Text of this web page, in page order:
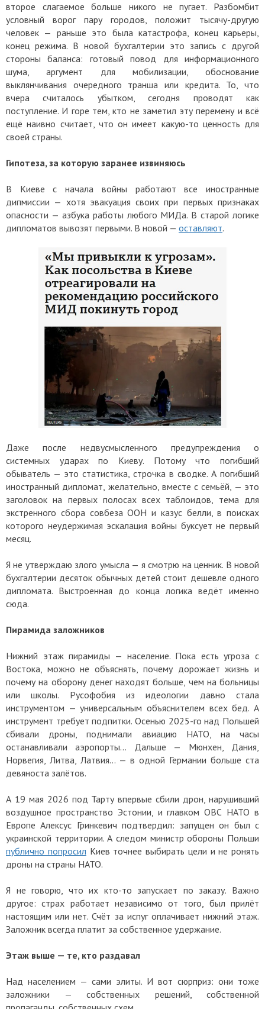
второе слагаемое больше никого не пугает. Разбомбит
условный ворог пару городов, положит тысячу-другую
человек — раньше это была катастрофа, конец карьеры,
конец режима. В новой бухгалтерии это запись с другой
стороны баланса: готовый повод для информационного
шума, аргумент для мобилизации, обоснование
выклянчивания очередного транша или кредита. То, что
вчера считалось убытком, сегодня проводят как
поступление. И горе тем, кто не заметил эту перемену и всё
ещё наивно считает, что он имеет какую-то ценность для
своей страны.
Гипотеза, за которую заранее извиняюсь
В Киеве с начала войны работают все иностранные
дипмиссии — хотя эвакуация своих при первых признаках
опасности — азбука работы любого МИДа. В старой логике
дипломатов вывозят первыми. В новой — оставляют.
Даже после недвусмысленного предупреждения о
системных ударах по Киеву. Потому что погибший
обыватель — это статистика, строчка в сводке. А погибший
иностранный дипломат, желательно, вместе с семьёй, — это
заголовок на первых полосах всех таблоидов, тема для
экстренного сбора совбеза ООН и казус белли, в поисках
которого неудержимая эскалация войны буксует не первый
месяц.
Я не утверждаю злого умысла — я смотрю на ценник. В новой
бухгалтерии десяток обычных детей стоит дешевле одного
дипломата. Выстроенная до конца логика ведёт именно
сюда.
Пирамида заложников
Нижний этаж пирамиды — население. Пока есть угроза с
Востока, можно не объяснять, почему дорожает жизнь и
почему на оборону денег находят больше, чем на больницы
или школы. Русофобия из идеологии давно стала
инструментом — универсальным объяснителем всех бед. А
инструмент требует подпитки. Осенью 2025-го над Польшей
сбивали дроны, поднимали авиацию НАТО, на часы
останавливали аэропорты… Дальше — Мюнхен, Дания,
Норвегия, Литва, Латвия… — в одной Германии больше ста
девяноста залётов.
А 19 мая 2026 под Тарту впервые сбили дрон, нарушивший
воздушное пространство Эстонии, и главком ОВС НАТО в
Европе Алексус Гринкевич подтвердил: запущен он был с
украинской территории. А следом министр обороны Польши
публично попросил Киев точнее выбирать цели и не ронять
дроны на страны НАТО.
Я не говорю, что их кто-то запускает по заказу. Важно
другое: страх работает независимо от того, был прилёт
настоящим или нет. Счёт за испуг оплачивает нижний этаж.
Заложник всегда платит за собственное удержание.
Этаж выше — те, кто раздавал
Над населением — сами элиты. И вот сюрприз: они тоже
заложники — собственных решений, собственной